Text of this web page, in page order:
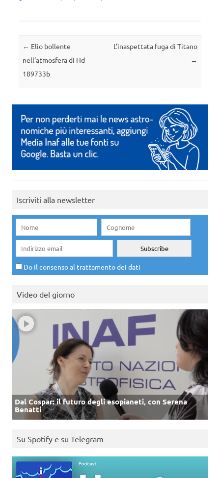
Navigazione articolo
← Elio bollente
nell’atmosfera di Hd
189733b
L’inaspettata fuga di Titano
→
Iscriviti alla newsletter
Do il consenso al trattamento dei dati
Video del giorno
Dal Cospar: il futuro degli esopianeti, con Serena
Benatti
Su Spotify e su Telegram